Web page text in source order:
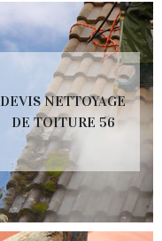
DEVIS NETTOYAGE
DE TOITURE 56